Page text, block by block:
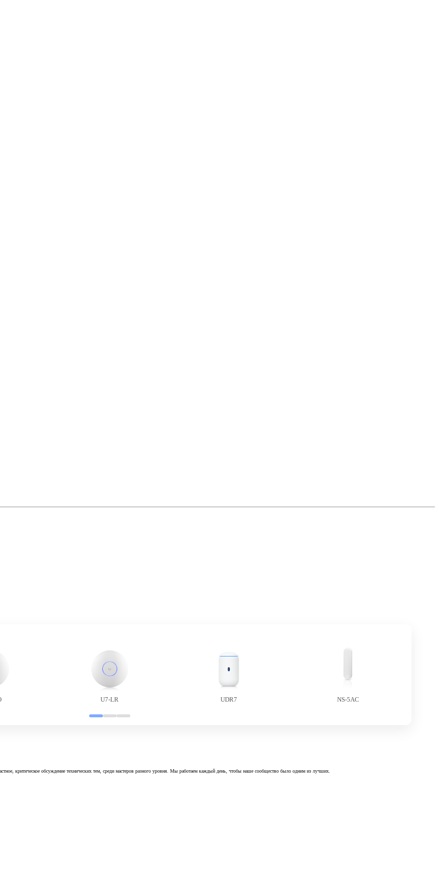
U7-LR UDR7 NS-5AC
критическое обсуждение технических тем, среди мастеров разного уровня. Мы работаем каждый день, чтобы наше сообщество было одним из лучших.